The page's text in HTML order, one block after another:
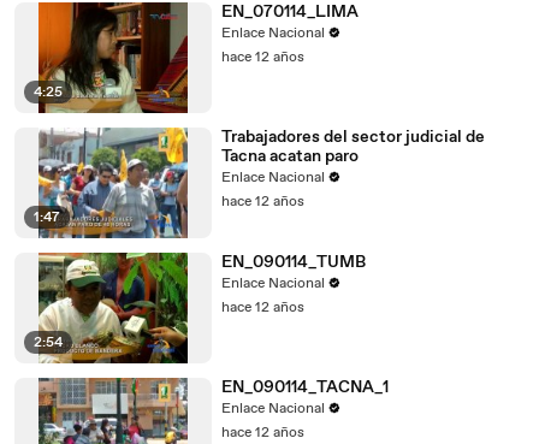
4:25
EN_070114_LIMA
Enlace Nacional
hace 12 años
1:47
Trabajadores del sector judicial de
Tacna acatan paro
Enlace Nacional
hace 12 años
2:54
EN_090114_TUMB
Enlace Nacional
hace 12 años
EN_090114_TACNA_1
Enlace Nacional
hace 12 años